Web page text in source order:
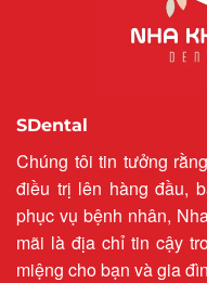
SDental
Chúng tôi tin tưởng
điều trị lên hàng đầu,
phục vụ bệnh nhân,
mãi là địa chỉ tin cậy
miệng cho bạn và gia